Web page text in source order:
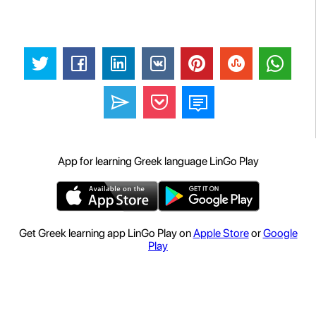
App for learning Greek language LinGo Play
Get Greek learning app LinGo Play onApple StoreorGoogle
Play